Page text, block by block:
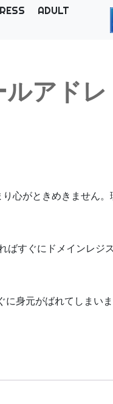
ADULT
アドレ
心がときめきません。
ばすぐにドメインレジ
身元がばれてしまいま